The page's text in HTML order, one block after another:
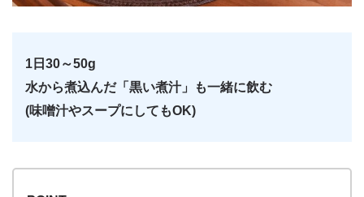
1日30～50g
水から煮込んだ「黒い煮汁」も一緒に飲む
(味噌汁やスープにしてもOK)